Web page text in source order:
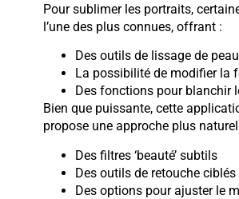
Pour sublimer les portraits,
l’une des plus connues, offrant :
Des outils de lissage de peau
La possibilité de modifier la
Des fonctions pour blanchir
Bien que puissante, cette
propose une approche plus
Des filtres ‘beauté’ subtils
Des outils de retouche
Des options pour ajuster le